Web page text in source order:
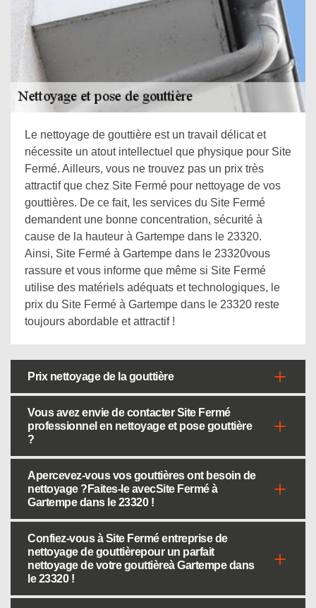
Le nettoyage de gouttière est un travail délicat et
nécessite un atout intellectuel que physique pour Site
Fermé. Ailleurs, vous ne trouvez pas un prix très
attractif que chez Site Fermé pour nettoyage de vos
gouttières. De ce fait, les services du Site Fermé
demandent une bonne concentration, sécurité à
cause de la hauteur à Gartempe dans le 23320.
Ainsi, Site Fermé à Gartempe dans le 23320vous
rassure et vous informe que même si Site Fermé
utilise des matériels adéquats et technologiques, le
prix du Site Fermé à Gartempe dans le 23320 reste
toujours abordable et attractif !
Prix nettoyage de la gouttière
Vous avez envie de contacter Site Fermé
professionnel en nettoyage et pose gouttière
?
Apercevez-vous vos gouttières ont besoin de
nettoyage ?Faites-le avecSite Fermé à
Gartempe dans le 23320 !
Confiez-vous à Site Fermé entreprise de
nettoyage de gouttièrepour un parfait
nettoyage de votre gouttièreà Gartempe dans
le 23320 !